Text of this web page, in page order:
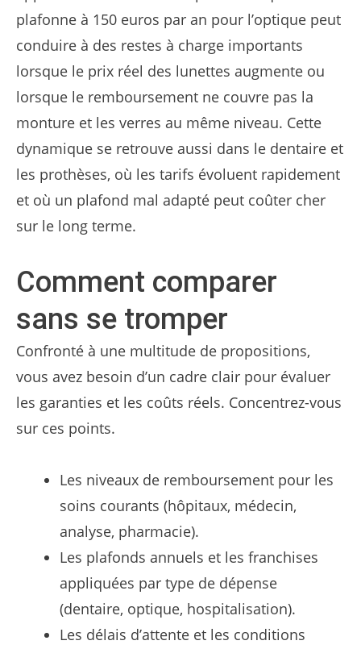
plafonne à 150 euros par an pour l’optique peut
conduire à des restes à charge importants
lorsque le prix réel des lunettes augmente ou
lorsque le remboursement ne couvre pas la
monture et les verres au même niveau. Cette
dynamique se retrouve aussi dans le dentaire et
les prothèses, où les tarifs évoluent rapidement
et où un plafond mal adapté peut coûter cher
sur le long terme.
Comment comparer
sans se tromper
Confronté à une multitude de propositions,
vous avez besoin d’un cadre clair pour évaluer
les garanties et les coûts réels. Concentrez-vous
sur ces points.
Les niveaux de remboursement pour les
soins courants (hôpitaux, médecin,
analyse, pharmacie).
Les plafonds annuels et les franchises
appliquées par type de dépense
(dentaire, optique, hospitalisation).
Les délais d’attente et les conditions